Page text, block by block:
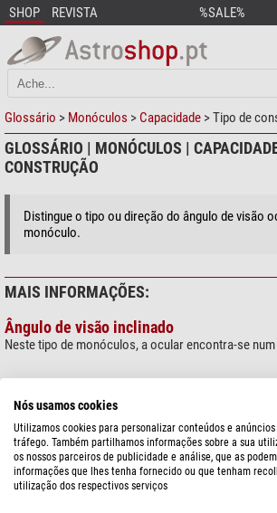
SHOP REVISTA %SALE%
Glossário > Monóculos > Capacidade > Tipo de
GLOSSÁRIO | MONÓCULOS |
CONSTRUÇÃO
Distingue o tipo ou direção do ângulo de visão
monóculo.
MAIS INFORMAÇÕES:
Ângulo de visão inclinado
Neste tipo de monóculos, a ocular encontra-se num
Nós usamos cookies
Utilizamos cookies para personalizar conteúdos e
tráfego. Também partilhamos informações sobre a sua
os nossos parceiros de publicidade e análise, que as
informações que lhes tenha fornecido ou que tenham
utilização dos respectivos serviços